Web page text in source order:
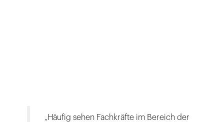
„Häufig sehen Fachkräfte im Bereich der